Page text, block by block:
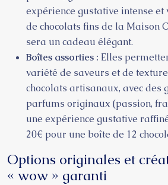
expérience gustative intense et
de chocolats fins de la Maison
sera un cadeau élégant.
Boîtes assorties : Elles
variété de saveurs et de
chocolats artisanaux, avec des
parfums originaux (passion,
une expérience gustative
20€ pour une boîte de 12
Options originales et
« wow » garanti